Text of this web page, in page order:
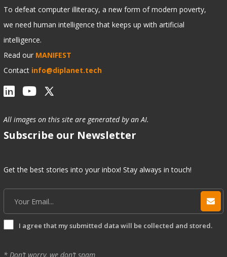
To defeat computer illiteracy, a new form of modern poverty,
we need human intelligence that keeps up with artificial
intelligence.
Read our MANIFEST
Contact info@diplanet.tech
All images on this site are generated by an AI.
Subscribe our Newsletter
Get the best stories into your inbox! Stay always in touch!
I agree that my submitted data will be collected and stored.
* Don’t worry, we don’t spam